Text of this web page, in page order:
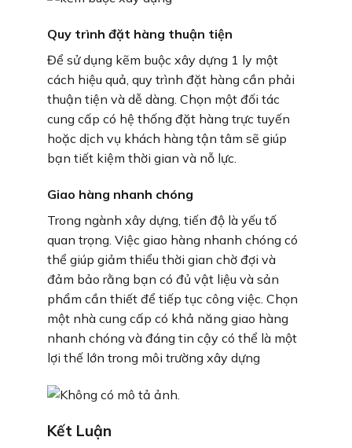
Quy trình đặt hàng thuận tiện
Để sử dụng kẽm buộc xây dựng 1 ly một
cách hiệu quả, quy trình đặt hàng cần phải
thuận tiện và dễ dàng. Chọn một đối tác
cung cấp có hệ thống đặt hàng trực tuyến
hoặc dịch vụ khách hàng tận tâm sẽ giúp
bạn tiết kiệm thời gian và nỗ lực.
Giao hàng nhanh chóng
Trong ngành xây dựng, tiến độ là yếu tố
quan trọng. Việc giao hàng nhanh chóng có
thể giúp giảm thiểu thời gian chờ đợi và
đảm bảo rằng bạn có đủ vật liệu và sản
phẩm cần thiết để tiếp tục công việc. Chọn
một nhà cung cấp có khả năng giao hàng
nhanh chóng và đáng tin cậy có thể là một
lợi thế lớn trong môi trường xây dựng
Kết Luận